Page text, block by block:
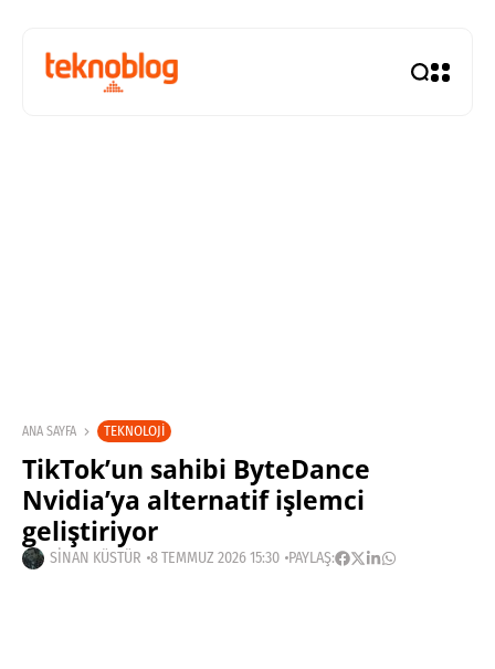
ANA SAYFA TEKNOLOJI
TikTok’un sahibi ByteDance
Nvidia’ya alternatif işlemci
geliştiriyor
SINAN KÜSTÜR 8 TEMMUZ 2026 15:30 PAYLAŞ: